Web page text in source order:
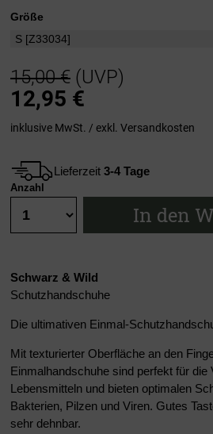
Größe
15,00 € (UVP)
12,95 €
inklusive MwSt. / exkl. Versandkosten
Lieferzeit 3-4 Tage
Anzahl
In den
Schwarz & Wild
Schutzhandschuhe
Die ultimativen Einmal-
Mit texturierter Oberfläche an den
Einmalhandschuhe sind perfekt für die
Lebensmitteln und bieten optimalen
Bakterien, Pilzen und Viren. Gutes
sehr dehnbar.